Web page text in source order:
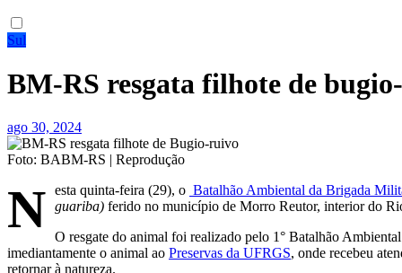
Sul
BM-RS resgata filhote de
ago 30, 2024
Foto: BABM-RS | Reprodução
N esta quinta-feira (29), o Batalhão Ambiental da Brigada
guariba) ferido no município de Morro Reutor, interior do
O resgate do animal foi realizado pelo 1° Batalhão
imediantamente o animal ao Preservas da UFRGS, onde recebeu
retornar à natureza.